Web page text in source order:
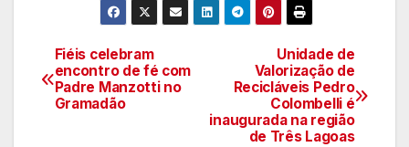
Navegação
de
Unidade de
Valorização de
Recicláveis Pedro
Colombelli é
inaugurada na região
de Três Lagoas
Fiéis celebram
encontro de fé com
Padre Manzotti no
Gramadão